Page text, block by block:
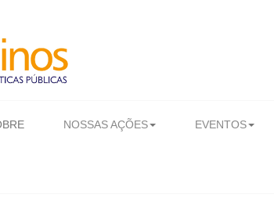
NOSSAS AÇÕES EVENTOS